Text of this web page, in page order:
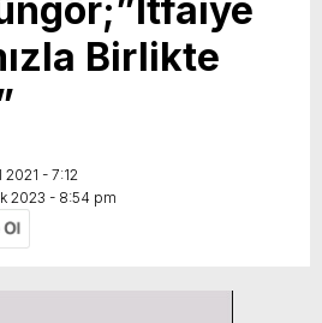
Birlikte
2021 - 7:12
2023 - 8:54 pm